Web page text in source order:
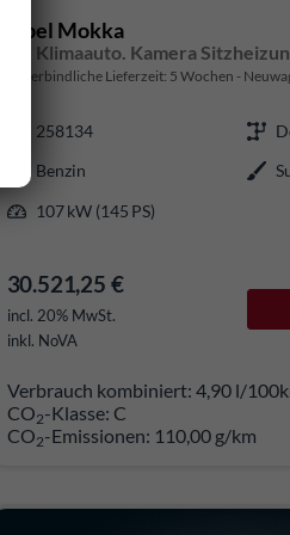
Opel Mokka
unverbindliche Lieferzeit: 5 Wochen
258134
Benzin
107 kW (145 PS)
30.521,25 €
incl. 20% MwSt.
inkl. NoVA
Verbrauch kombiniert: 4,90 l/
CO2-Klasse: C
CO2-Emissionen: 110,00 g/km